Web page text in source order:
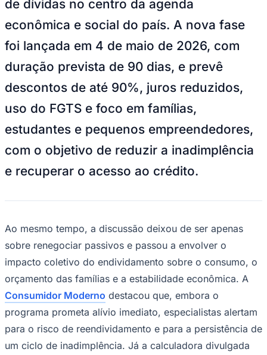
NBA
Fórmula 1
Tênis (ATP)
NHL
Vôlei
NBB
Brasileirão Série B
Copa do Brasil
Premier League
Bundesliga
Mundial 2026
Times - Ir direto
de dívidas no centro da agenda
econômica e social do país. A nova fase
foi lançada em 4 de maio de 2026, com
duração prevista de 90 dias, e prevê
descontos de até 90%, juros reduzidos,
uso do FGTS e foco em famílias,
estudantes e pequenos empreendedores,
com o objetivo de reduzir a inadimplência
e recuperar o acesso ao crédito.
Ao mesmo tempo, a discussão deixou de ser apenas
sobre renegociar passivos e passou a envolver o
impacto coletivo do endividamento sobre o consumo, o
orçamento das famílias e a estabilidade econômica. A
Consumidor Moderno destacou que, embora o
programa prometa alívio imediato, especialistas alertam
para o risco de reendividamento e para a persistência de
um ciclo de inadimplência. Já a calculadora divulgada